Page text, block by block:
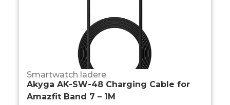
Smartwatch ladere
Akyga AK-SW-48 Charging Cable for
Amazfit Band 7 – 1M